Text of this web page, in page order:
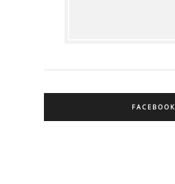
FACEBOOK